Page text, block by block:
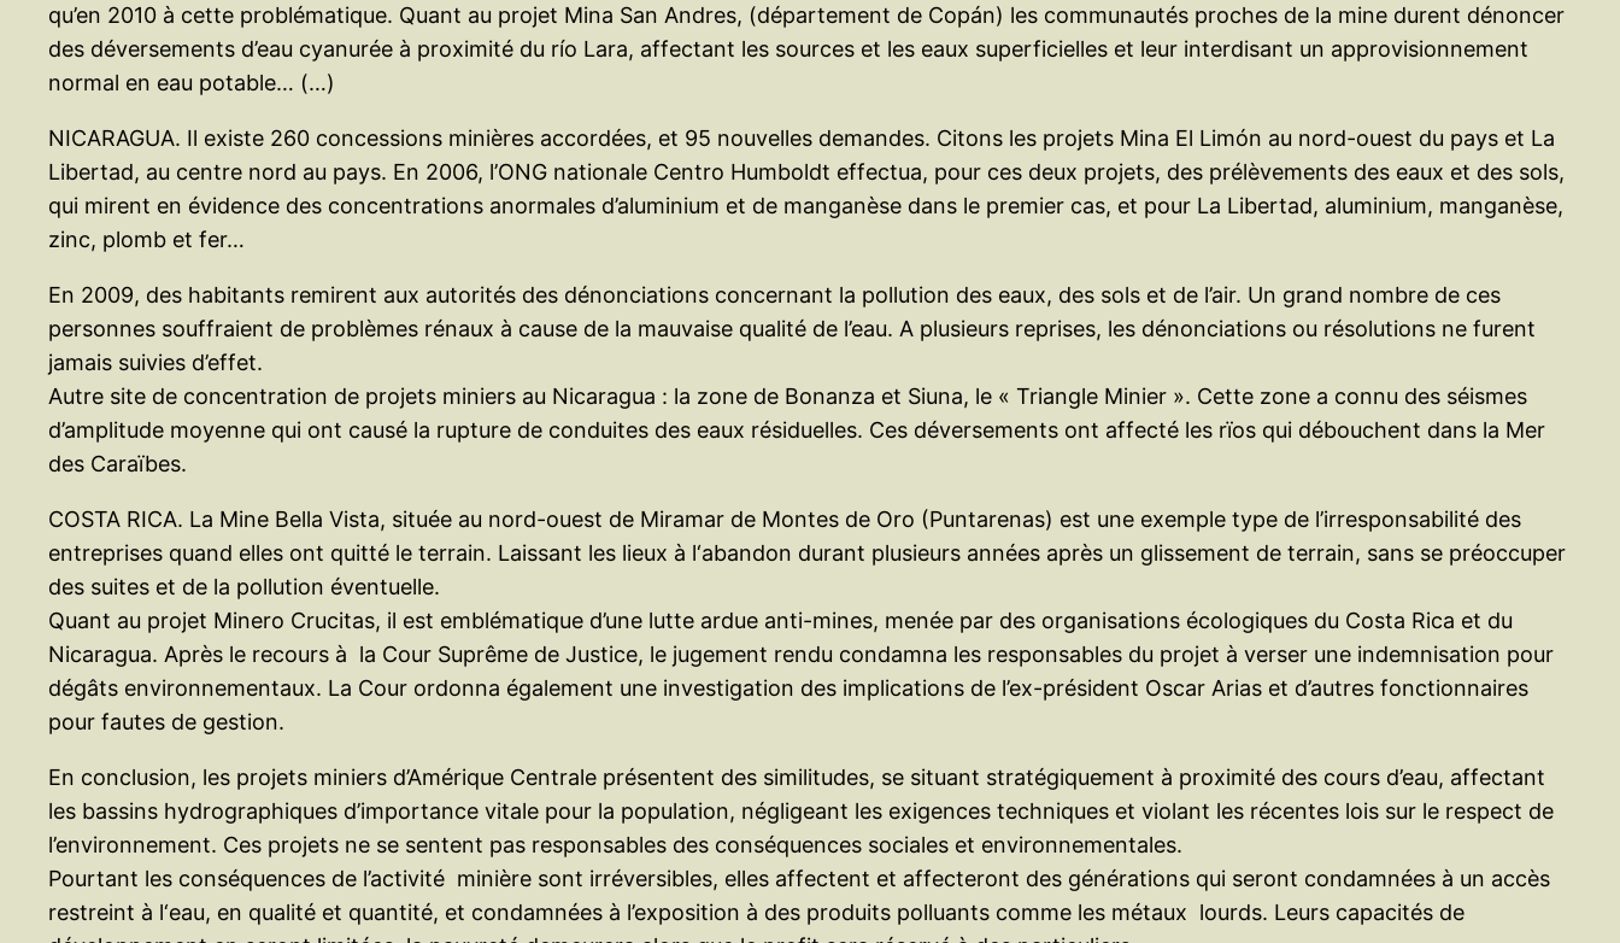
qu’en 2010 à cette problématique. Quant au projet Mina San Andres, (département de Copán) les communautés proches de la mine durent dénoncer
des déversements d’eau cyanurée à proximité du río Lara, affectant les sources et les eaux superficielles et leur interdisant un approvisionnement
normal en eau potable… (…)
NICARAGUA. Il existe 260 concessions minières accordées, et 95 nouvelles demandes. Citons les projets Mina El Limón au nord-ouest du pays et La
Libertad, au centre nord au pays. En 2006, l’ONG nationale Centro Humboldt effectua, pour ces deux projets, des prélèvements des eaux et des sols,
qui mirent en évidence des concentrations anormales d’aluminium et de manganèse dans le premier cas, et pour La Libertad, aluminium, manganèse,
zinc, plomb et fer…
En 2009, des habitants remirent aux autorités des dénonciations concernant la pollution des eaux, des sols et de l’air. Un grand nombre de ces
personnes souffraient de problèmes rénaux à cause de la mauvaise qualité de l’eau. A plusieurs reprises, les dénonciations ou résolutions ne furent
jamais suivies d’effet.
Autre site de concentration de projets miniers au Nicaragua : la zone de Bonanza et Siuna, le « Triangle Minier ». Cette zone a connu des séismes
d’amplitude moyenne qui ont causé la rupture de conduites des eaux résiduelles. Ces déversements ont affecté les rïos qui débouchent dans la Mer
des Caraïbes.
COSTA RICA. La Mine Bella Vista, située au nord-ouest de Miramar de Montes de Oro (Puntarenas) est une exemple type de l’irresponsabilité des
entreprises quand elles ont quitté le terrain. Laissant les lieux à l‘abandon durant plusieurs années après un glissement de terrain, sans se préoccuper
des suites et de la pollution éventuelle.
Quant au projet Minero Crucitas, il est emblématique d’une lutte ardue anti-mines, menée par des organisations écologiques du Costa Rica et du
Nicaragua. Après le recours à la Cour Suprême de Justice, le jugement rendu condamna les responsables du projet à verser une indemnisation pour
dégâts environnementaux. La Cour ordonna également une investigation des implications de l’ex-président Oscar Arias et d’autres fonctionnaires
pour fautes de gestion.
En conclusion, les projets miniers d’Amérique Centrale présentent des similitudes, se situant stratégiquement à proximité des cours d’eau, affectant
les bassins hydrographiques d’importance vitale pour la population, négligeant les exigences techniques et violant les récentes lois sur le respect de
l’environnement. Ces projets ne se sentent pas responsables des conséquences sociales et environnementales.
Pourtant les conséquences de l’activité minière sont irréversibles, elles affectent et affecteront des générations qui seront condamnées à un accès
restreint à l‘eau, en qualité et quantité, et condamnées à l’exposition à des produits polluants comme les métaux lourds. Leurs capacités de